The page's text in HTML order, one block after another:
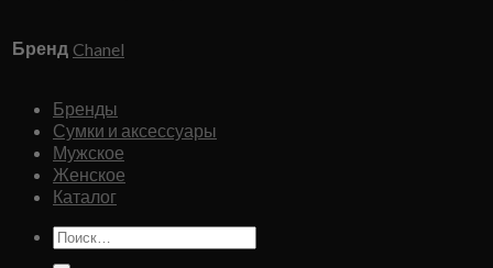
Бренд Chanel
Бренды
Сумки и аксессуары
Мужское
Женское
Каталог
Искать: